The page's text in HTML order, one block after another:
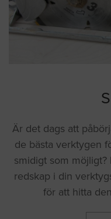
Är det dags att
de bästa verktygen
smidigt som
redskap i din
för att hitta